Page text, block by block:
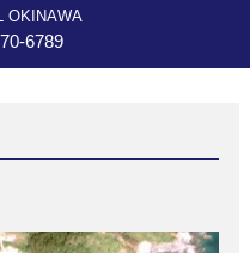
OKINAWA
6789